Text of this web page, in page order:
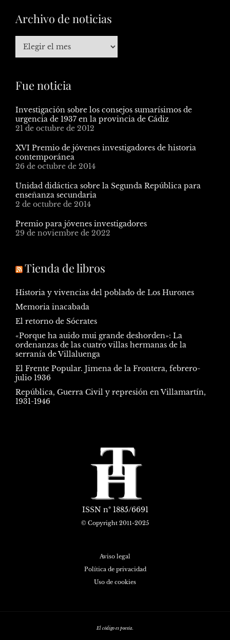
Archivo de noticias
Fue noticia
Investigación sobre los consejos sumarísimos de
urgencia de 1937 en la provincia de Cádiz
21 de octubre de 2012
XVI Premio de jóvenes investigadores de historia
contemporánea
26 de octubre de 2014
Unidad didáctica sobre la Segunda República para
enseñanza secundaria
2 de octubre de 2014
Premio para jóvenes investigadores
29 de noviembre de 2022
Tienda de libros
Historia y vivencias del poblado de Los Hurones
Memoria inacabada
El retorno de Sócrates
«Porque ha auido mui grande deshorden»: La
ordenanzas de las cuatro villas hermanas de la
serranía de Villaluenga
El Frente Popular. Jimena de la Frontera, febrero-
julio 1936
República, Guerra Civil y represión en Villamartín,
1931-1946
ISSN nº 1885/6691
© Copyright 2011-2025
Aviso legal
Política de privacidad
Uso de cookies
El código es poesía.